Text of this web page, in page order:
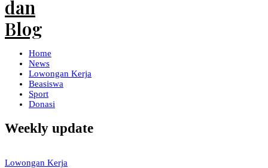
Home
News
Lowongan Kerja
Beasiswa
Sport
Donasi
Weekly update
Lowongan Kerja